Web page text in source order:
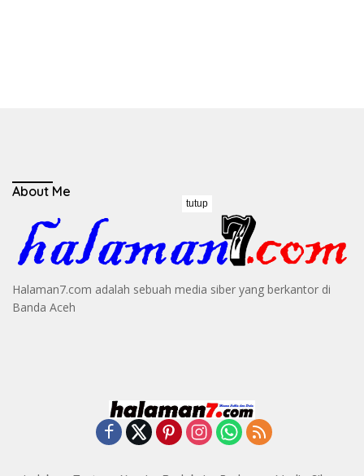
About Me
Halaman7.com adalah sebuah media siber yang berkantor di
Banda Aceh
tutup